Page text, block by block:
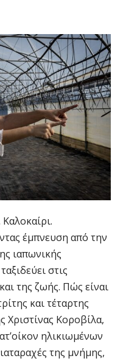
έμπνευση από την
ιαπωνικής
στις
της ζωής. Πώς είναι
και τέταρτης
Χριστίνας Κοροβίλα,
ηλικιωμένων
της μνήμης,